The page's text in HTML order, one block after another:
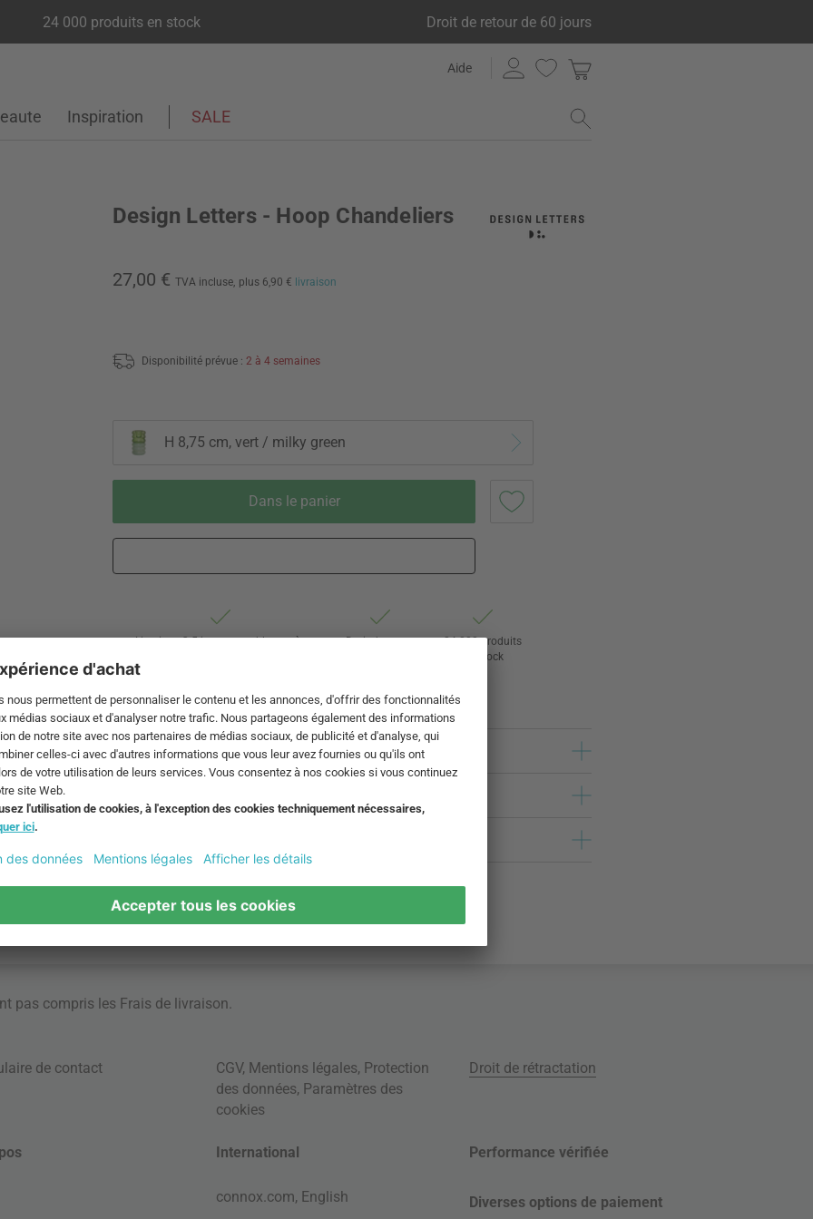
24 000 produits en stock Droit de retour de 60 jours
Aide
Inspiration SALE
Design Letters - Hoop Chandeliers
27,00 € TVA incluse, plus 6,90 € livraison
Disponibilité prévue : 2 à 4 semaines
H 8,75 cm, vert / milky green
Dans le panier
Livraison 3-5 jours ouvrables après
Droit de retour
24 000 produits
en stock
pas compris les Frais de livraison.
de contact CGV, Mentions légales, Protection
des données, Paramètres des
cookies
Droit de rétractation
International
connox.com, English
Performance vérifiée
Diverses options de paiement